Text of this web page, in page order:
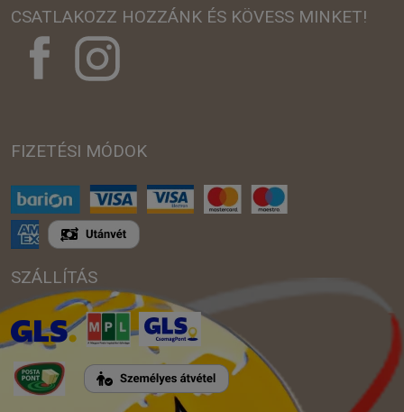
CSATLAKOZZ HOZZÁNK ÉS KÖVESS MINKET!
FIZETÉSI MÓDOK
SZÁLLÍTÁS